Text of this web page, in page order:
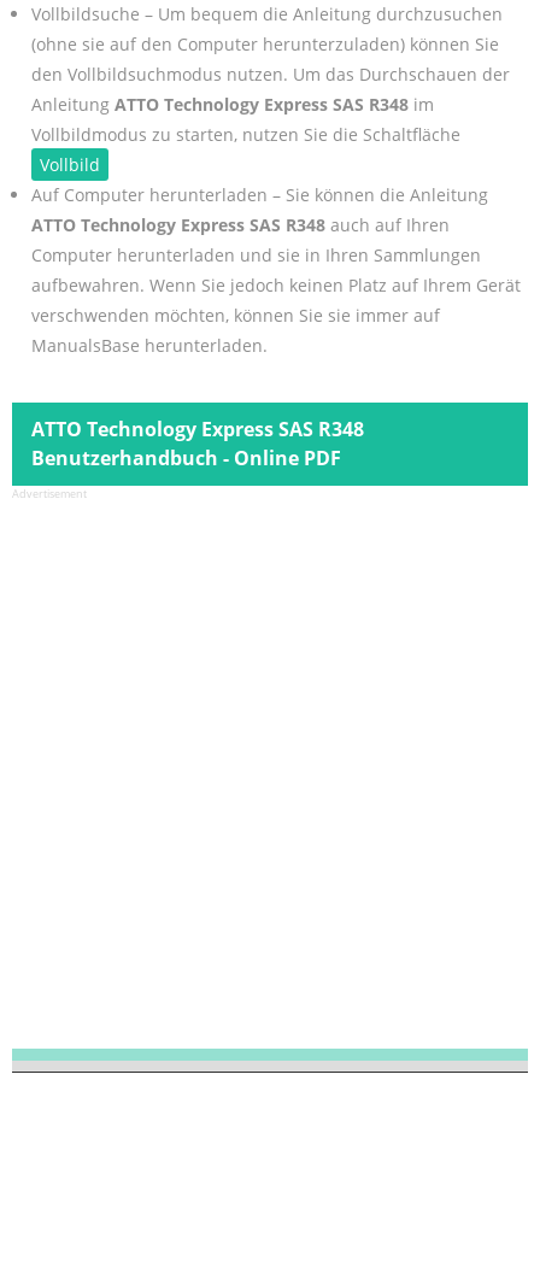
Vollbildsuche – Um bequem die Anleitung durchzusuchen
(ohne sie auf den Computer herunterzuladen) können Sie
den Vollbildsuchmodus nutzen. Um das Durchschauen der
Anleitung ATTO Technology Express SAS R348im
Vollbildmodus zu starten, nutzen Sie die Schaltfläche
Vollbild
Auf Computer herunterladen – Sie können die Anleitung
ATTO Technology Express SAS R348auch auf Ihren
Computer herunterladen und sie in Ihren Sammlungen
aufbewahren. Wenn Sie jedoch keinen Platz auf Ihrem Gerät
verschwenden möchten, können Sie sie immer auf
ManualsBase herunterladen.
ATTO Technology Express SAS R348
Benutzerhandbuch - Online PDF
Advertisement